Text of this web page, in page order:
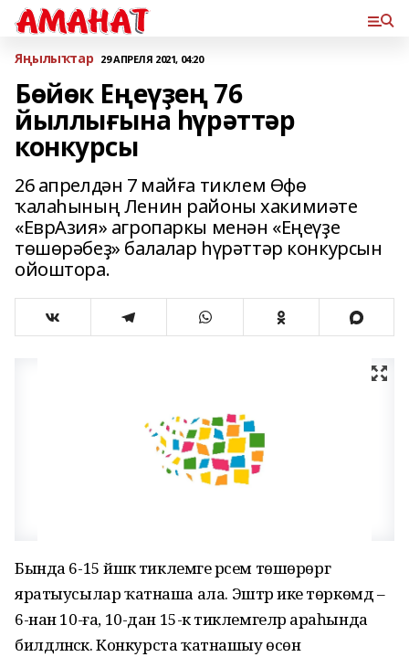
Яңылыҡтар 29 АПРЕЛЯ 2021, 04:20
Бөйөк Еңеүҙең 76
йыллығына һүрәттәр
конкурсы
26 апрелдән 7 майға тиклем Өфө
ҡалаһының Ленин районы хакимиәте
«ЕврАзия» агропаркы менән «Еңеүҙе
төшөрәбеҙ» балалар һүрәттәр конкурсын
ойоштора.
Бында 6-15 йәшкә тиклемге рәсем төшөрөргә
яратыусылар ҡатнаша ала. Эштәр ике төркөмдә –
6-нан 10-ға, 10-дан 15-кә тиклемгеләр араһында
билдәләнәсәк. Конкурста ҡатнашыу өсөн